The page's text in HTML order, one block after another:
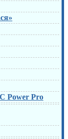
Power Pro